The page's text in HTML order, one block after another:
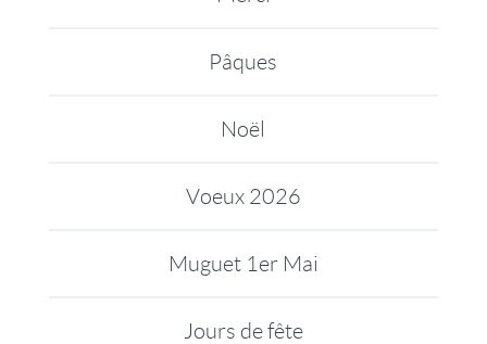
Pâques
Noël
Voeux 2026
Muguet 1er Mai
Jours de fête